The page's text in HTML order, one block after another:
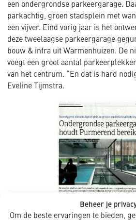
Beheer je
Om de beste ervaringen te bieden,
een ondergrondse parkeergarage.
parkachtig, groen stadsplein met
een vijver. Eind vorig jaar is het
deze tweelaagse parkeergarage
bouw & infra uit Warmenhuizen. De
voegt een groot aantal
van het centrum. “En dat is hard
Eveline Tijmstra.